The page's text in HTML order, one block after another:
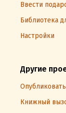
Ввести
Библиотека
Настройки
Другие
Книжный